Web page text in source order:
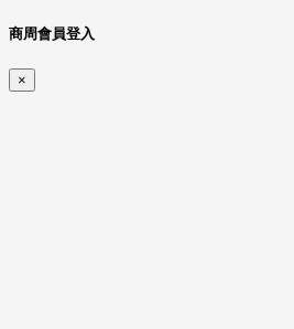
商周會員登入
×